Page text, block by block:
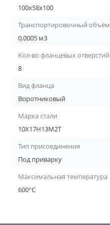
100х58х100
Транспортировочный объём
0,0005 м3
Кол-во фланцевых отверстий
8
Вид фланца
Воротниковый
Марка стали
10Х17Н13М2Т
Тип присоединения
Под приварку
Максимальная температура
600°С